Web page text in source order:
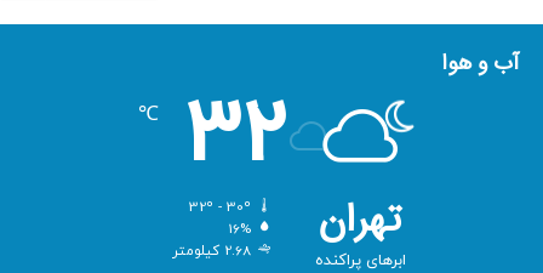
آب و هوا
تهران
ابرهای پراکنده
32
℃
16%
2.68 کیلومتر